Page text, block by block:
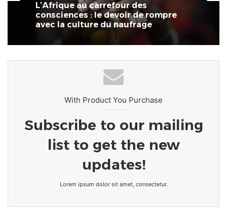
L’Afrique au carrefour des
consciences : le devoir de rompre
avec la culture du naufrage
With Product You Purchase
Subscribe to our mailing
list to get the new
updates!
Lorem ipsum dolor sit amet, consectetur.